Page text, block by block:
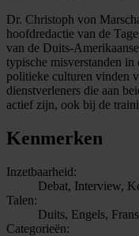
Dr. Christoph von
hoofdredactie van de
van de Duits-
typische misverstanden
politieke culturen vinden
dienstverleners die aan
actief zijn, ook bij de
Kenmerken
Inzetbaarheid:
Debat, Interview,
Talen:
Duits, Engels,
Categorieën: